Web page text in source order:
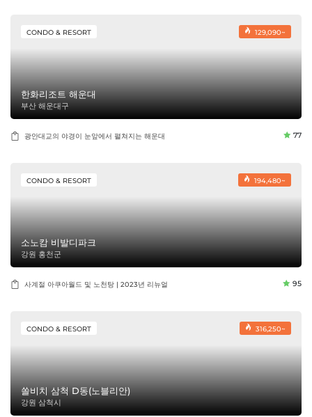
129,090~
CONDO & RESORT
한화리조트 해운대
부산 해운대구
광안대교의 야경이 눈앞에서 펼쳐지는 해운대 77
194,480~
CONDO & RESORT
소노캄 비발디파크
강원 홍천군
사계절 아쿠아월드 및 노천탕 | 2023년 리뉴얼 95
316,250~
CONDO & RESORT
쏠비치 삼척 D동(노블리안)
강원 삼척시